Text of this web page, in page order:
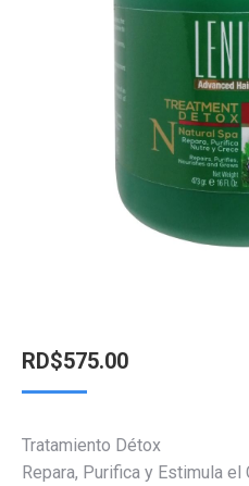
RD$575.00
Tratamiento Détox
Repara, Purifica y Estimula